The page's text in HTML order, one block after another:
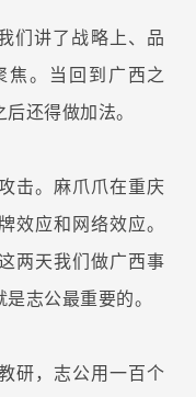
们讲了战略上、品
焦。当回到广西之
还得做加法。
击。麻爪爪在重庆
效应和网络效应。
两天我们做广西事
志公最重要的。
研，志公用一百个